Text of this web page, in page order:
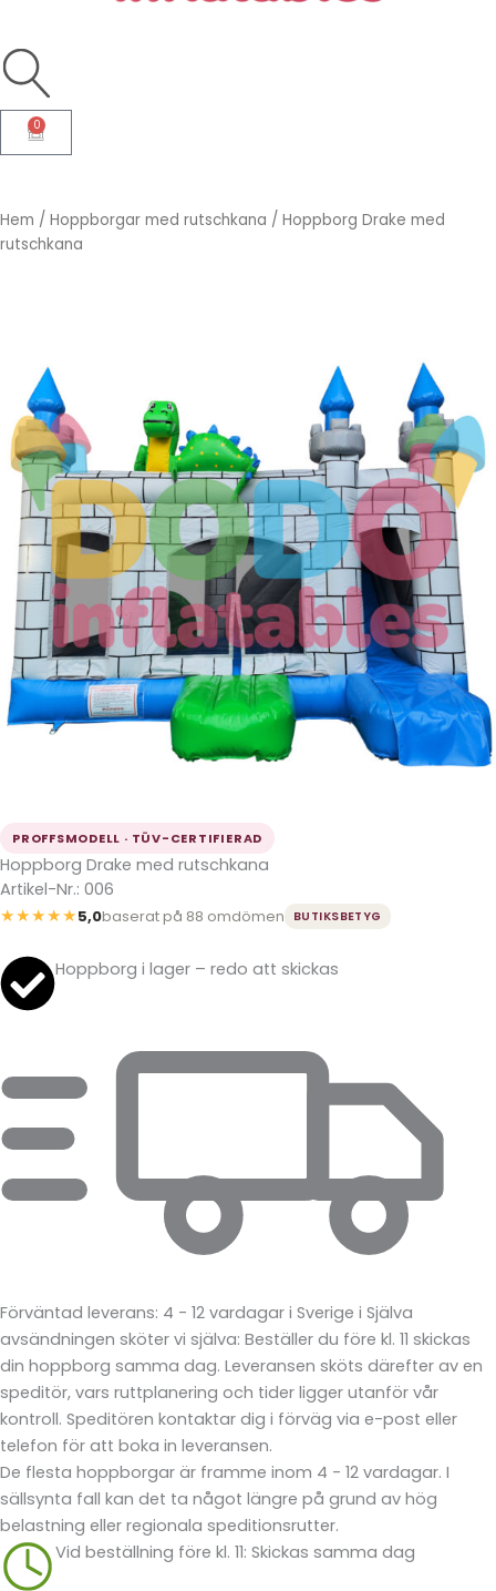
0
Varukorg
Hem / Hoppborgar med rutschkana / Hoppborg Drake med
rutschkana
PROFFSMODELL · TÜV-CERTIFIERAD
Hoppborg Drake med rutschkana
Artikel-Nr.: 006
★★★★★5,0baserat på 88 omdömen BUTIKSBETYG
Hoppborg i lager – redo att skickas
Förväntad leverans: 4 - 12 vardagar i Sverige i Själva
avsändningen sköter vi själva: Beställer du före kl. 11 skickas
din hoppborg samma dag. Leveransen sköts därefter av en
speditör, vars ruttplanering och tider ligger utanför vår
kontroll. Speditören kontaktar dig i förväg via e-post eller
telefon för att boka in leveransen.
De flesta hoppborgar är framme inom 4 - 12 vardagar. I
sällsynta fall kan det ta något längre på grund av hög
belastning eller regionala speditionsrutter.
Vid beställning före kl. 11: Skickas samma dag